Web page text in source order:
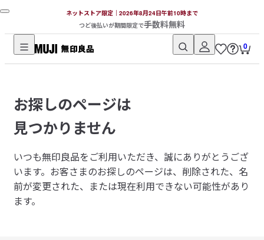
ネットストア限定｜2026年8月24日午前10時まで
つど後払いが期間限定で手数料無料
無
品
ネ
ッ
ト
ス
ト
ア
0
お探しのページは
見つかりません
いつも無印良品をご利用いただき、誠にありがとうござ
います。 お客さまのお探しのページは、削除された、名
前が変更された、または現在利用できない可能性があり
ます。